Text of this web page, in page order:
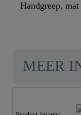
Handgreep,
MEER